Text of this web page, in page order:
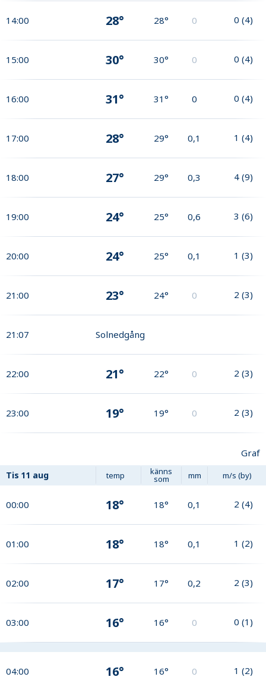
14:00 28° 28° 0 0 (4)
15:00 30° 30° 0 0 (4)
16:00 31° 31° 0 0 (4)
17:00 28° 29° 0,1 1 (4)
18:00 27° 29° 0,3 4 (9)
19:00 24° 25° 0,6 3 (6)
20:00 24° 25° 0,1 1 (3)
21:00 23° 24° 0 2 (3)
21:07 Solnedgång
22:00 21° 22° 0 2 (3)
23:00 19° 19° 0 2 (3)
Graf
Tis 11 aug temp känns
som mm m/s (by)
00:00 18° 18° 0,1 2 (4)
01:00 18° 18° 0,1 1 (2)
02:00 17° 17° 0,2 2 (3)
03:00 16° 16° 0 0 (1)
04:00 16° 16° 0 1 (2)